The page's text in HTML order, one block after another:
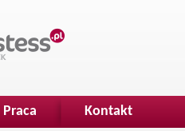
Praca Kontakt